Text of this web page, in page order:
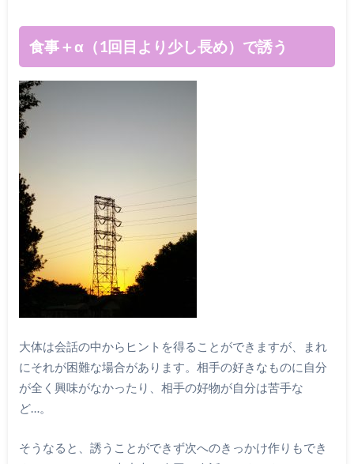
食事＋α（1回目より少し長め）で誘う
大体は会話の中からヒントを得ることができますが、まれ
にそれが困難な場合があります。相手の好きなものに自分
が全く興味がなかったり、相手の好物が自分は苦手な
ど…。
そうなると、誘うことができず次へのきっかけ作りもでき